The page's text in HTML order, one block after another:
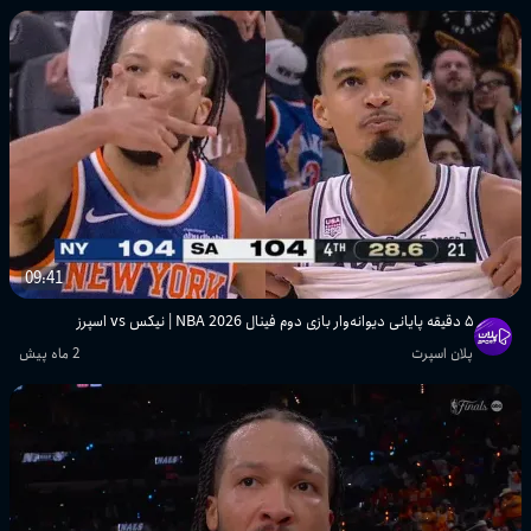
09:41
۵ دقیقه پایانی دیوانه‌وار بازی دوم فینال NBA 2026 | نیکس vs اسپرز
پلان اسپرت 2 ماه پیش